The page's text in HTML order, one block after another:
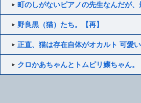
町のしがないピアノの先生なんだが、
野良黒（猫）たち。【再】
正直、猫は存在自体がオカルト 可愛
クロかあちゃんとトムピリ嬢ちゃん。